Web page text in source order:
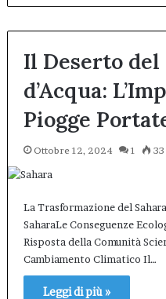
Il Deserto del
d’Acqua:
Piogge
Ottobre 12, 2024 1 33
La Trasformazione del
SaharaLe Conseguenze
Risposta della Comunità
Cambiamento Climatico Il…
Leggi di più »